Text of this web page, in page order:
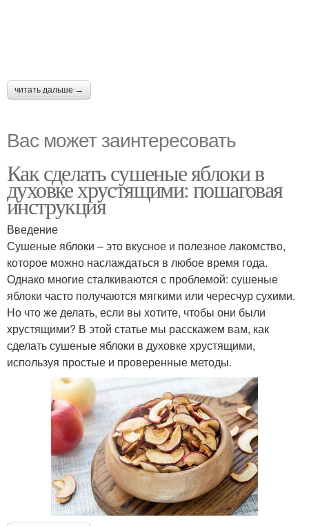
читать дальше →
Вас может заинтересовать
Как сделать сушеные яблоки в
духовке хрустящими: пошаговая
инструкция
Введение
Сушеные яблоки – это вкусное и полезное лакомство,
которое можно наслаждаться в любое время года.
Однако многие сталкиваются с проблемой: сушеные
яблоки часто получаются мягкими или чересчур сухими.
Но что же делать, если вы хотите, чтобы они были
хрустящими? В этой статье мы расскажем вам, как
сделать сушеные яблоки в духовке хрустящими,
используя простые и проверенные методы.